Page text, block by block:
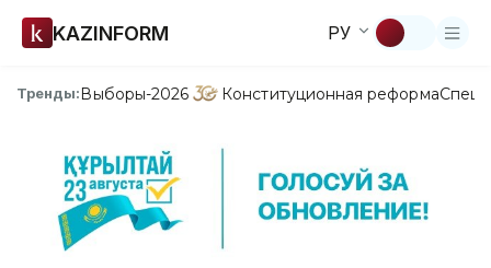
KAZINFORM РУ
Тренды:Выборы-2026 Конституционная реформа